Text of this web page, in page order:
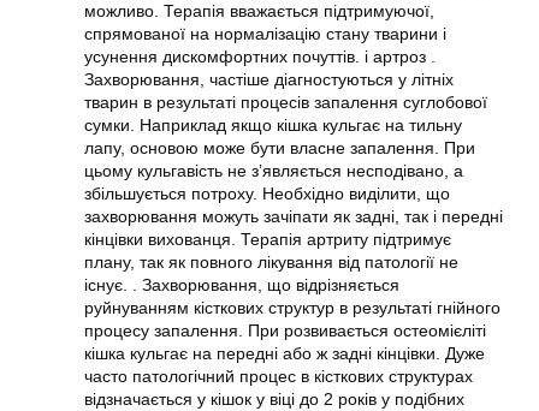
можливо. Терапія вважається підтримуючої,
спрямованої на нормалізацію стану тварини і
усунення дискомфортних почуттів. і артроз .
Захворювання, частіше діагностуються у літніх
тварин в результаті процесів запалення суглобової
сумки. Наприклад якщо кішка кульгає на тильну
лапу, основою може бути власне запалення. При
цьому кульгавість не з’являється несподівано, а
збільшується потроху. Необхідно виділити, що
захворювання можуть зачіпати як задні, так і передні
кінцівки вихованця. Терапія артриту підтримує
плану, так як повного лікування від патології не
існує. . Захворювання, що відрізняється
руйнуванням кісткових структур в результаті гнійного
процесу запалення. При розвивається остеомієліті
кішка кульгає на передні або ж задні кінцівки. Дуже
часто патологічний процес в кісткових структурах
відзначається у кішок у віці до 2 років у подібних